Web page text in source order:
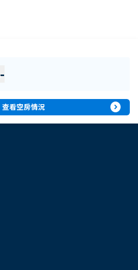
-
查看空房情況 expand_circle_right